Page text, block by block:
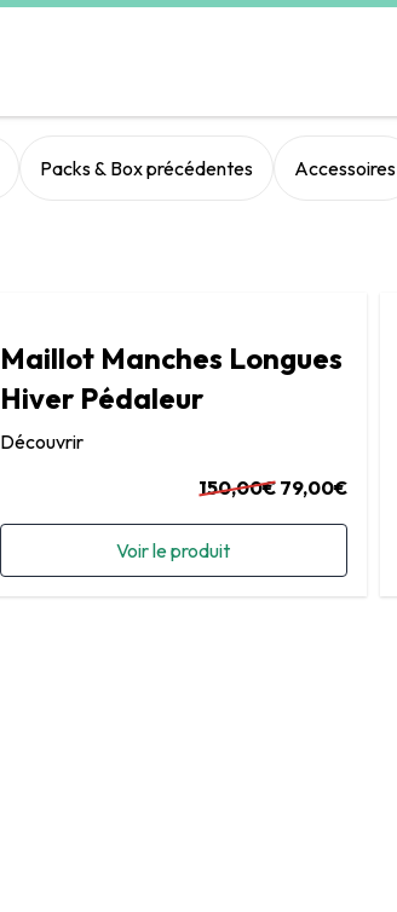
Packs & Box précédentes Accessoires
Maillot Manches Longues
Hiver Pédaleur
Découvrir
150,00€ 79,00€
Voir le produit